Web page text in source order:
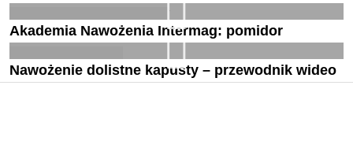
Akademia Nawożenia Intermag: pomidor
Nawożenie dolistne kapusty – przewodnik wideo